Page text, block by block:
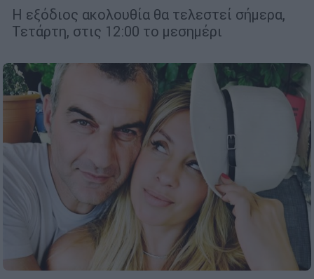
Η εξόδιος ακολουθία θα τελεστεί σήμερα,
Τετάρτη, στις 12:00 το μεσημέρι